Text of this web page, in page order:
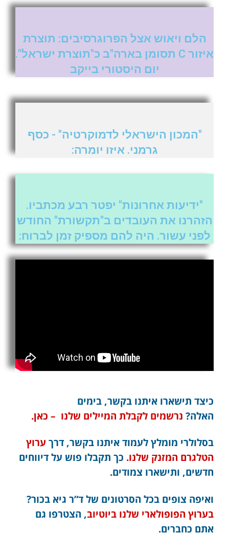
הלם ויאוש אצל הפרוגרסיבים: תוצרת
איזור C תסומן בארה"ב כ"תוצרת ישראל".
יום היסטורי בייקב
"המכון הישראלי לדמוקרטיה" - כסף
גרמני. איזו יומרה:
"ידיעות אחרונות" יפטר רבע מכתביו.
הזהרנו את העובדים ב"תקשורת" החודש
לפני עשור. היה להם מספיק זמן לברוח:
כיצד תישארו איתנו בקשר, בימים
האלה? נרשמים לקבלת המיילים שלנו – כאן.
בסלולרי מומלץ לעמוד איתנו בקשר, דרך ערוץ
הטלגרם המזנק שלנו. כך תקבלו פוש על דיווחים
חדשים, ותישארו צמודים.
ואיפה צופים בכל הסרטונים של ד”ר גיא בכור?
בערוץ הפופולארי שלנו ביוטיוב, הצטרפו גם
אתם כחברים.